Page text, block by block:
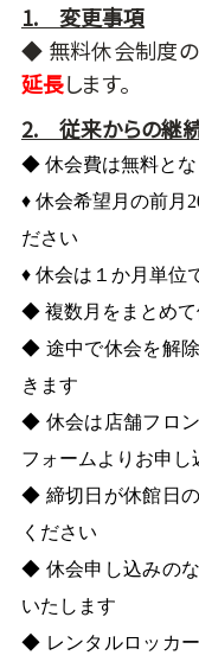
1. 変更事項
◆ 無料休会制度の
延長します。
2. 従来からの継
◆ 休会費は無料とな
♦ 休会希望月の前月
ださい
♦ 休会は１か月単位
◆ 複数月をまとめて
◆ 途中で休会を解
きます
◆ 休会は店舗フロ
フォームよりお申し
◆ 締切日が休館日
ください
◆ 休会申し込みの
いたします
◆ レンタルロッカ